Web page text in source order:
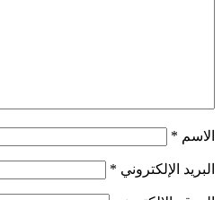
الاسم *
البريد الإلكتروني *